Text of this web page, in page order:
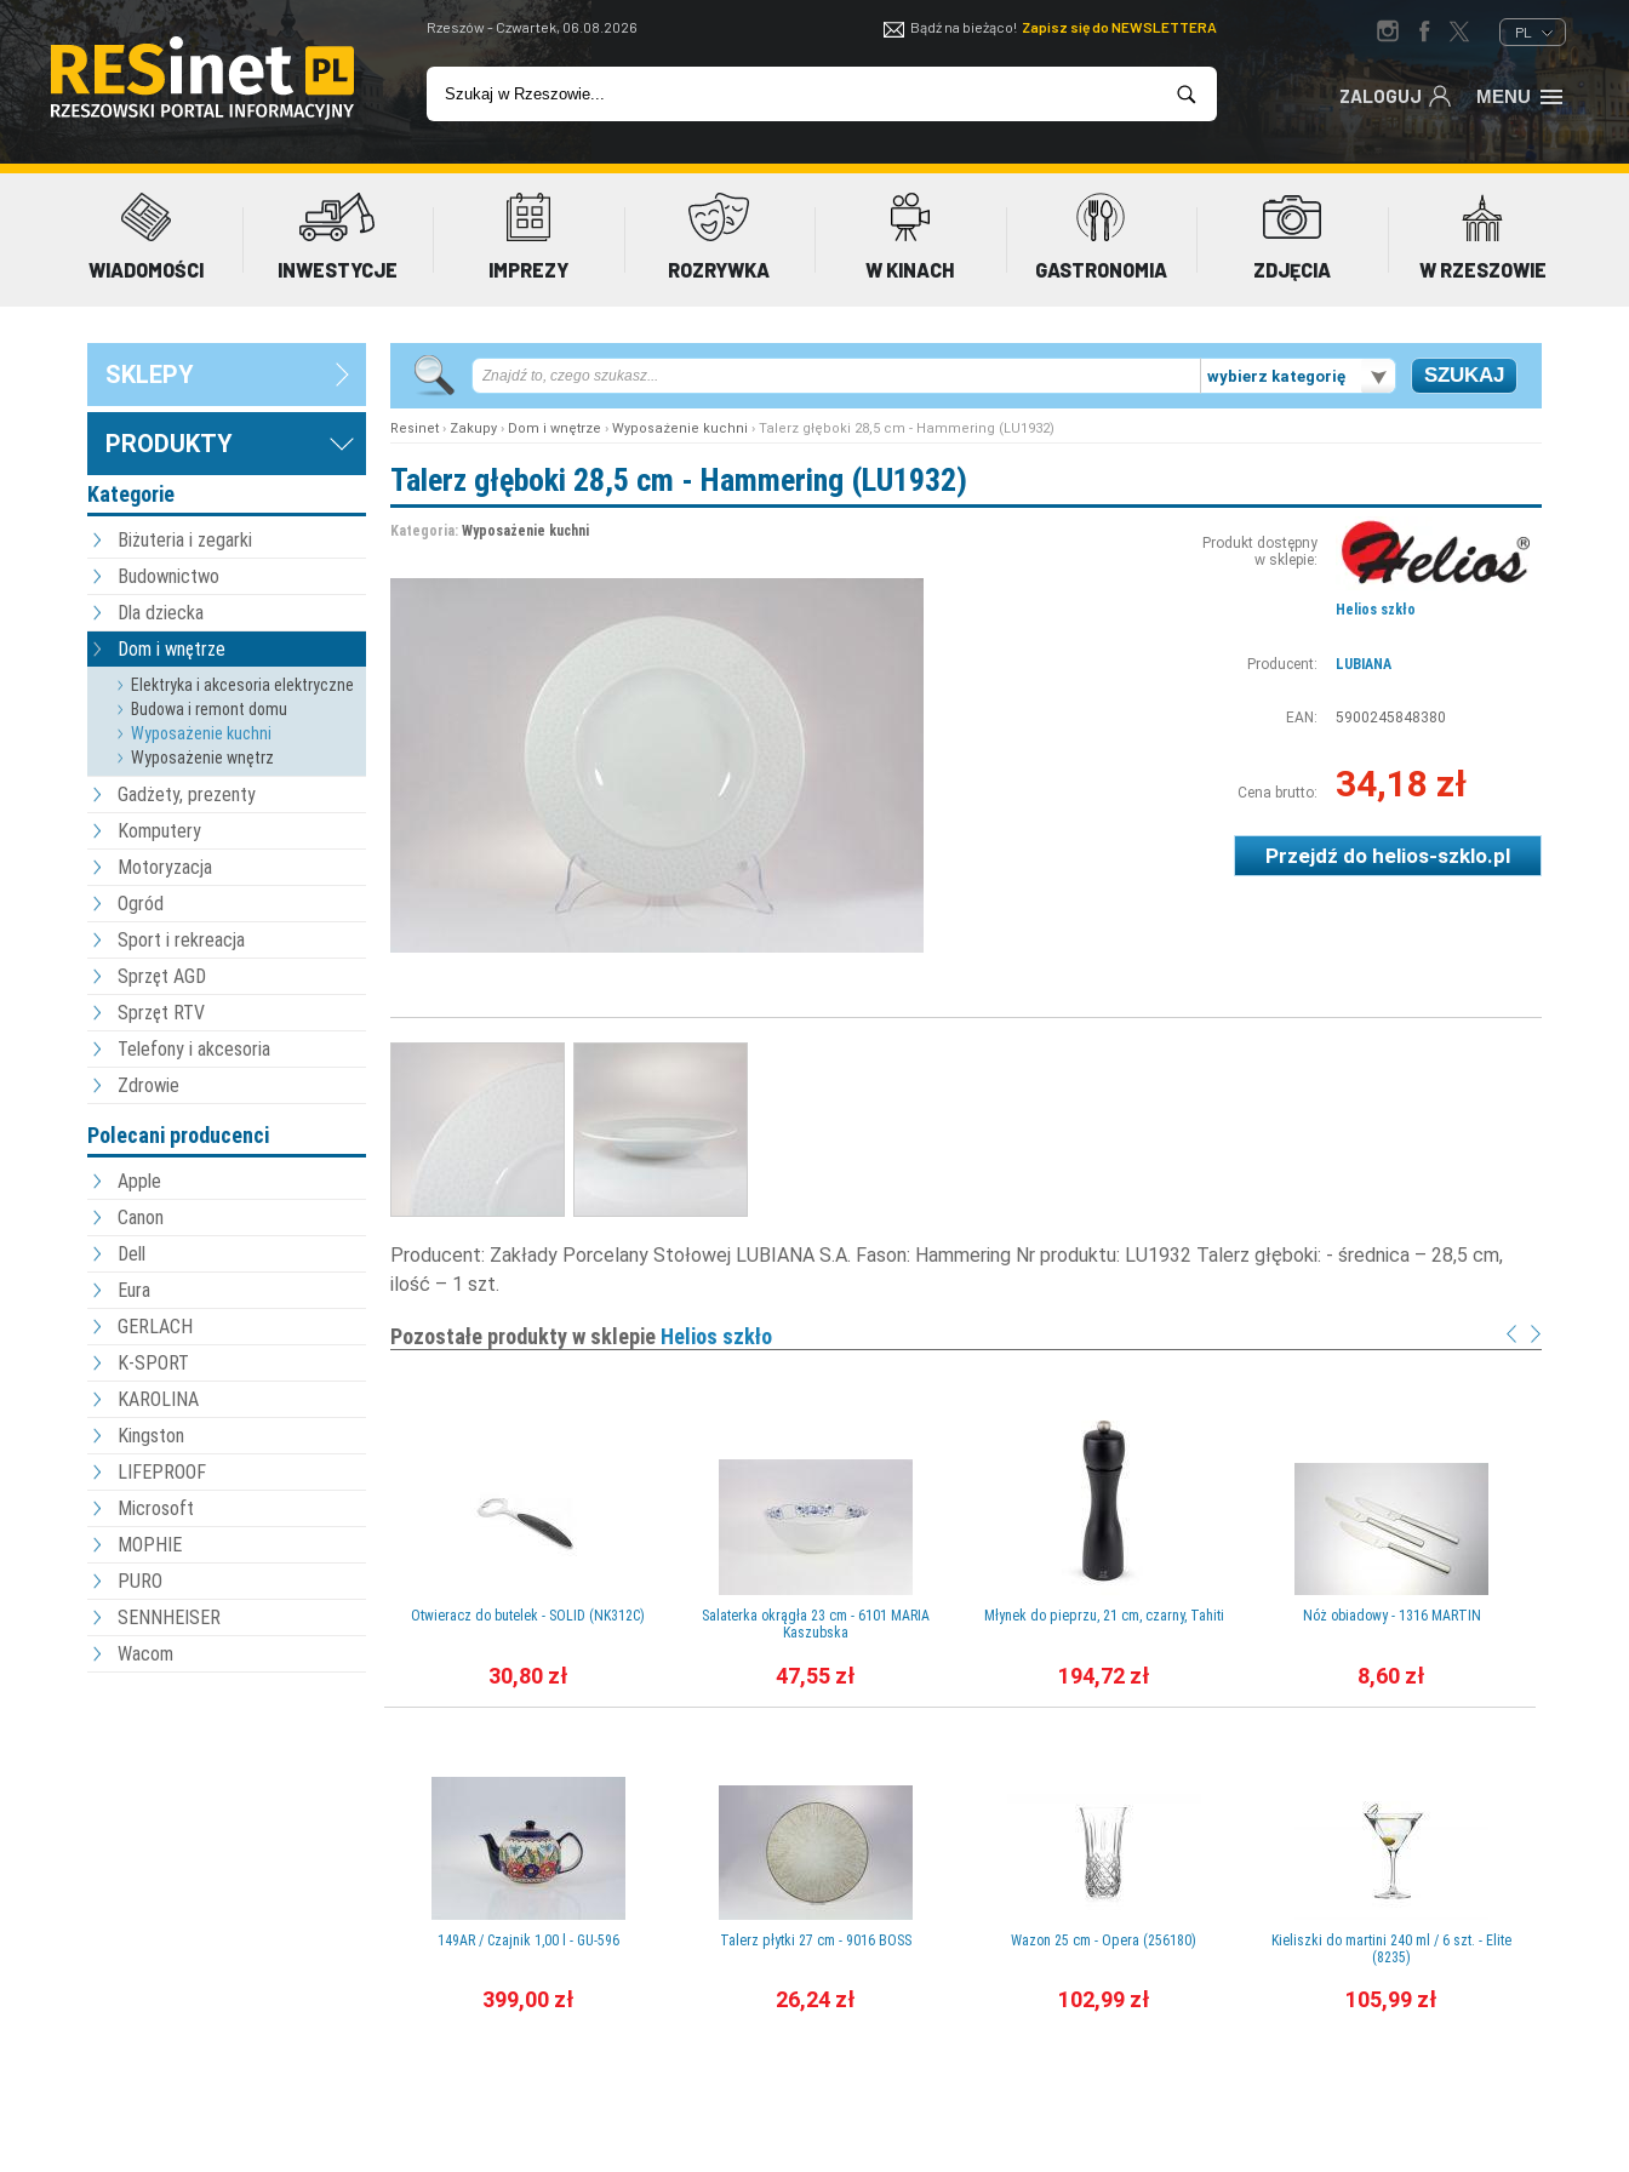
Rzeszów - Czwartek, 06.08.2026 Bądź na bieżąco! Zapisz się do NEWSLETTERA PL
ZALOGUJ MENU
WIADOMOŚCI INWESTYCJE IMPREZY ROZRYWKA W KINACH GASTRONOMIA ZDJĘCIA W RZESZOWIE
SKLEPY
PRODUKTY
Kategorie
Biżuteria i zegarki
Budownictwo
Dla dziecka
Dom i wnętrze
Elektryka i akcesoria elektryczne
Budowa i remont domu
Wyposażenie kuchni
Wyposażenie wnętrz
Gadżety, prezenty
Komputery
Motoryzacja
Ogród
Sport i rekreacja
Sprzęt AGD
Sprzęt RTV
Telefony i akcesoria
Zdrowie
Polecani producenci
Apple
Canon
Dell
Eura
GERLACH
K-SPORT
KAROLINA
Kingston
LIFEPROOF
Microsoft
MOPHIE
PURO
SENNHEISER
Wacom
wybierz kategorię
Resinet › Zakupy › Dom i wnętrze › Wyposażenie kuchni › Talerz głęboki 28,5 cm - Hammering (LU1932)
Talerz głęboki 28,5 cm - Hammering (LU1932)
Kategoria: Wyposażenie kuchni
Produkt dostępny
w sklepie:
Helios szkło
Producent: LUBIANA
EAN: 5900245848380
Cena brutto: 34,18 zł
Przejdź dohelios-szklo.pl
Producent: Zakłady Porcelany Stołowej LUBIANA S.A. Fason: Hammering Nr produktu: LU1932 Talerz głęboki: - średnica – 28,5 cm,
ilość – 1 szt.
Pozostałe produkty w sklepie Helios szkło
Otwieracz do butelek - SOLID (NK312C)
30,80 zł
149AR / Czajnik 1,00 l - GU-596
399,00 zł
Salaterka okrągła 23 cm - 6101 MARIA
Kaszubska
47,55 zł
Talerz płytki 27 cm - 9016 BOSS
26,24 zł
Młynek do pieprzu, 21 cm, czarny, Tahiti
194,72 zł
Wazon 25 cm - Opera (256180)
102,99 zł
Nóż obiadowy - 1316 MARTIN
8,60 zł
Kieliszki do martini 240 ml / 6 szt. - Elite
(8235)
105,99 zł